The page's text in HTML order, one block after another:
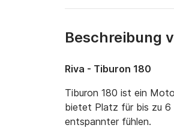
Beschreibung
Riva - Tiburon 180
Tiburon 180 ist ein
bietet Platz für bis zu 6
entspannter fühlen.